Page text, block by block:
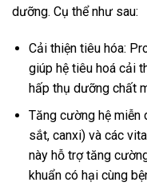
dưỡng. Cụ thể như sau:
Cải thiện tiêu hóa:
giúp hệ tiêu hoá cải
hấp thụ dưỡng chất
Tăng cường hệ miễn
sắt, canxi) và các
này hỗ trợ tăng
khuẩn có hại cùng